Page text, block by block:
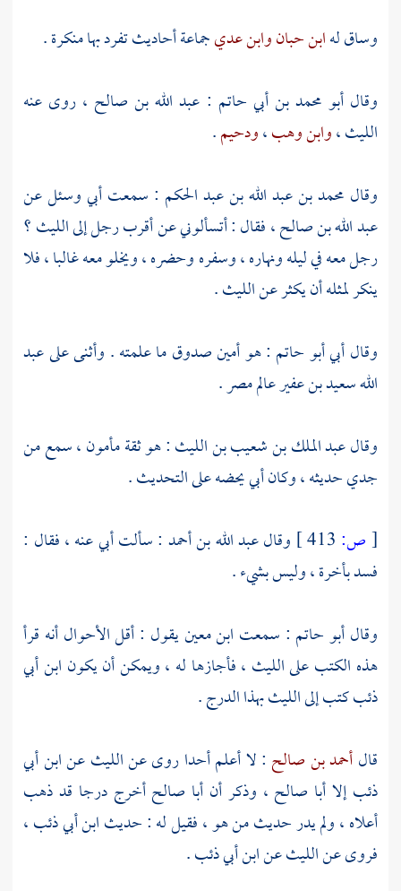
وساق لهابن حبانوابن عديجماعة أحاديث تفرد بها منكرة .
وقالأبو محمد بن أبي حاتم : عبد الله بن صالح ، روى عنه
الليث،وابن وهب،ودحيم.
وقال محمد بن عبد الله بن عبد الحكم : سمعت أبي وسئل عن
عبد الله بن صالح، فقال : أتسألوني عن أقرب رجل إلىالليث؟
رجل معه في ليله ونهاره ، وسفره وحضره ، ويخلو معه غالبا ، فلا
ينكر لمثله أن يكثر عنالليث.
وقالأبي أبو حاتم : هو أمين صدوق ما علمته . وأثنى علىعبد
اللهسعيد بن عفيرعالممصر.
وقالعبد الملك بن شعيب بن الليث: هو ثقة مأمون ، سمع من
جدي حديثه ، وكان أبي يحضه على التحديث .
[ص: وقالعبد الله بن أحمد : سألت أبي عنه ، فقال :
فسد بأخرة ، وليس بشيء .
وقالأبو حاتم : سمعت ابن معينيقول : أقل الأحوال أنه قرأ
هذه الكتب علىالليث ، فأجازها له ، ويمكن أن يكون ابن أبي
ذئبكتب إلىالليثبهذا الدرج .
قالأحمد بن صالح : لا أعلم أحدا روى عنالليثعنابن أبي
ذئبإلاأبا صالح ، وذكر أن أبا صالحأخرج درجا قد ذهب
أعلاه ، ولم يدر حديث من هو ، فقيل له : حديثابن أبي ذئب،
فروى عنالليثعنابن أبي ذئب.